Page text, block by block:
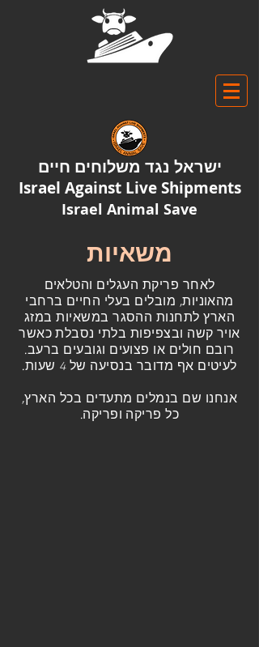
ישראל נגד משלוחים חיים
Israel Against Live Shipments
Israel Animal Save
משאיות
לאחר פריקת העגלים והטלאים
מהאוניות, מובלים בעלי החיים ברחבי
הארץ לתחנות ההסגר במשאיות במזג
אויר קשה ובצפיפות בלתי נסבלת כאשר
רובם חולים או פצועים וגובעים ברעב.
לעיטים אף מדובר בנסיעה של 4 שעות.
אנחנו שם בנמלים מתעדים בכל הארץ,
כל פריקה ופריקה.